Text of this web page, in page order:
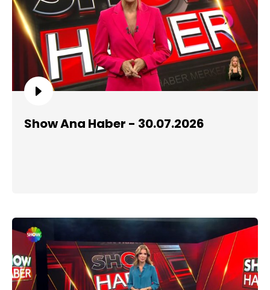
Show Ana Haber - 30.07.2026